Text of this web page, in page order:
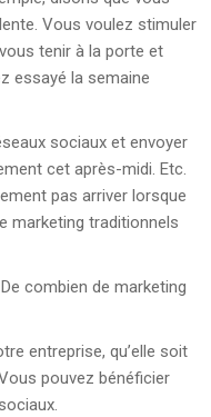
Vous voulez stimuler
tenir à la porte et
essayé la semaine
sociaux et envoyer
cet après-midi. Etc.
pas arriver lorsque
marketing traditionnels
combien de marketing
entreprise, qu’elle soit
pouvez bénéficier